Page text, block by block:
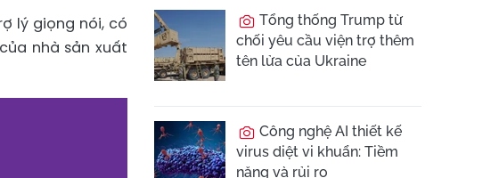
lý giọng nói, có
nhà sản xuất
Tổng thống Trump từ
chối yêu cầu viện trợ thêm
tên lửa của Ukraine
Công nghệ AI thiết kế
virus diệt vi khuẩn: Tiềm
năng và rủi ro